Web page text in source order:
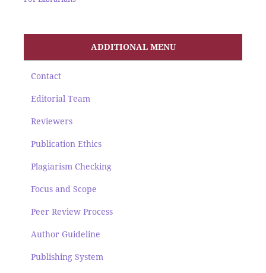
ADDITIONAL MENU
Contact
Editorial Team
Reviewers
Publication Ethics
Plagiarism Checking
Focus and Scope
Peer Review Process
Author Guideline
Publishing System